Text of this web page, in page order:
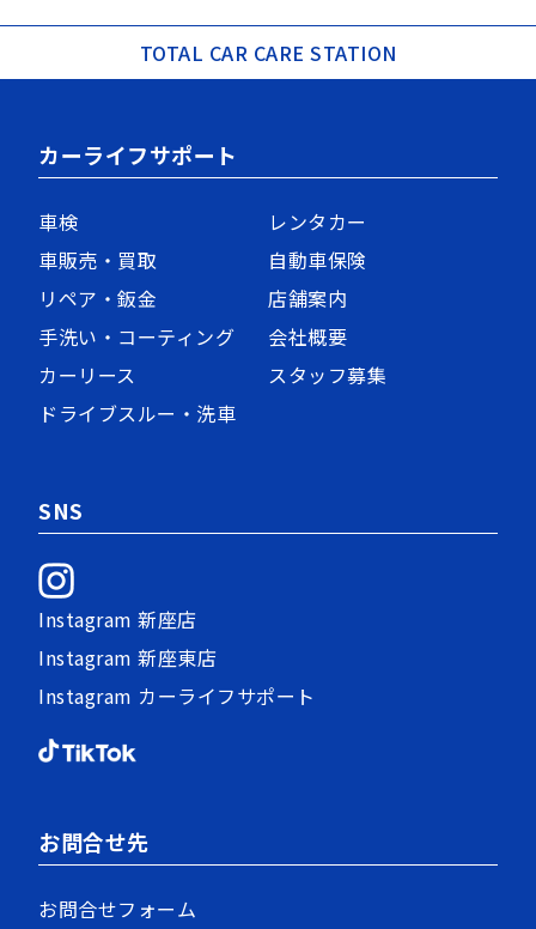
稿
ナ
TOTAL CAR CARE STATION
カーライフサポート
車検
⾞販売・買取
リペア・鈑⾦
⼿洗い・コーティング
カーリース
ドライブスルー・洗車
レンタカー
⾃動⾞保険
店舗案内
会社概要
スタッフ募集
SNS
Instagram 新座店
Instagram 新座東店
Instagram カーライフサポート
お問合せ先
お問合せフォーム